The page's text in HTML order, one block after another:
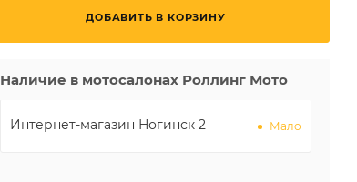
ДОБАВИТЬ В КОРЗИНУ
Наличие в мотосалонах Роллинг Мото
Интернет-магазин Ногинск 2 Мало